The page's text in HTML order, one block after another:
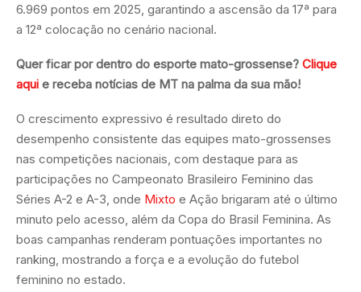
6.969 pontos em 2025, garantindo a ascensão da 17ª para
a 12ª colocação no cenário nacional.
Quer ficar por dentro do esporte mato-grossense? Clique
aqui e receba notícias de MT na palma da sua mão!
O crescimento expressivo é resultado direto do
desempenho consistente das equipes mato-grossenses
nas competições nacionais, com destaque para as
participações no Campeonato Brasileiro Feminino das
Séries A-2 e A-3, onde Mixto e Ação brigaram até o último
minuto pelo acesso, além da Copa do Brasil Feminina. As
boas campanhas renderam pontuações importantes no
ranking, mostrando a força e a evolução do futebol
feminino no estado.